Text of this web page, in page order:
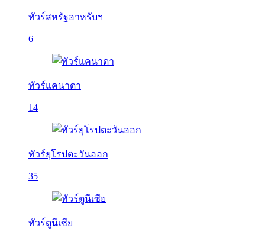
ทัวร์สหรัฐอาหรับฯ
6
ทัวร์แคนาดา
14
ทัวร์ยุโรปตะวันออก
35
ทัวร์ตูนีเซีย